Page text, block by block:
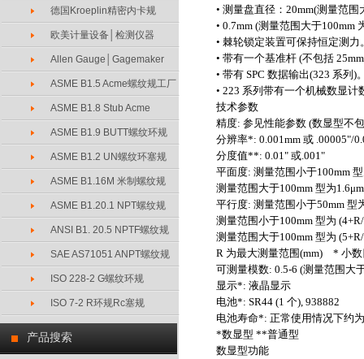
产品搜索
德国Kroeplin精密内卡规
欧美计量设备│检测仪器
Allen Gauge│Gagemaker
ASME B1.5 Acme螺纹规工厂
ASME B1.8 Stub Acme
ASME B1.9 BUTT螺纹环规
ASME B1.2 UN螺纹环塞规
ASME B1.16M 米制螺纹规
ASME B1.20.1 NPT螺纹规
ANSI B1. 20.5 NPTF螺纹规
SAE AS71051 ANPT螺纹规
ISO 228-2 G螺纹环规
ISO 7-2 R环规Rc塞规
• 测量盘直径：20mm(测量范围
• 0.7mm (测量范围大于100mm
• 棘轮锁定装置可保持恒定测力
• 带有一个基准杆 (不包括
• 带有 SPC 数据输出(323 系列)
• 223 系列带有一个机械数显
技术参数
精度: 参见性能参数 (数显型不
分辨率*: 0.001mm 或 .00005"/
分度值**: 0.01" 或.001"
平面度: 测量范围小于100mm
测量范围大于100mm 型为1.6μm
平行度: 测量范围小于50mm 型
测量范围小于100mm 型为
测量范围大于100mm 型为
R 为最大测量范围(mm) * 小数
可测量模数: 0.5-6 (测量范围大
显示*: 液晶显示
电池*: SR44 (1 个), 938882
电池寿命*: 正常使用情况下约
*数显型 **普通型
数显型功能